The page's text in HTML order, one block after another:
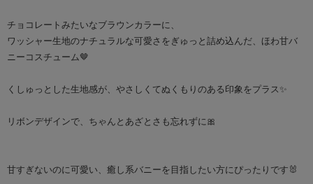
チョコレートみたいなブラウンカラーに、
ワッシャー生地のナチュラルな可愛さをぎゅっと詰め込んだ、ほわ甘バ
ニーコスチューム🤎
くしゅっとした生地感が、やさしくてぬくもりのある印象をプラス✨
リボンデザインで、ちゃんとあざとさも忘れずに🎀
甘すぎないのに可愛い、癒し系バニーを目指したい方にぴったりです🐰